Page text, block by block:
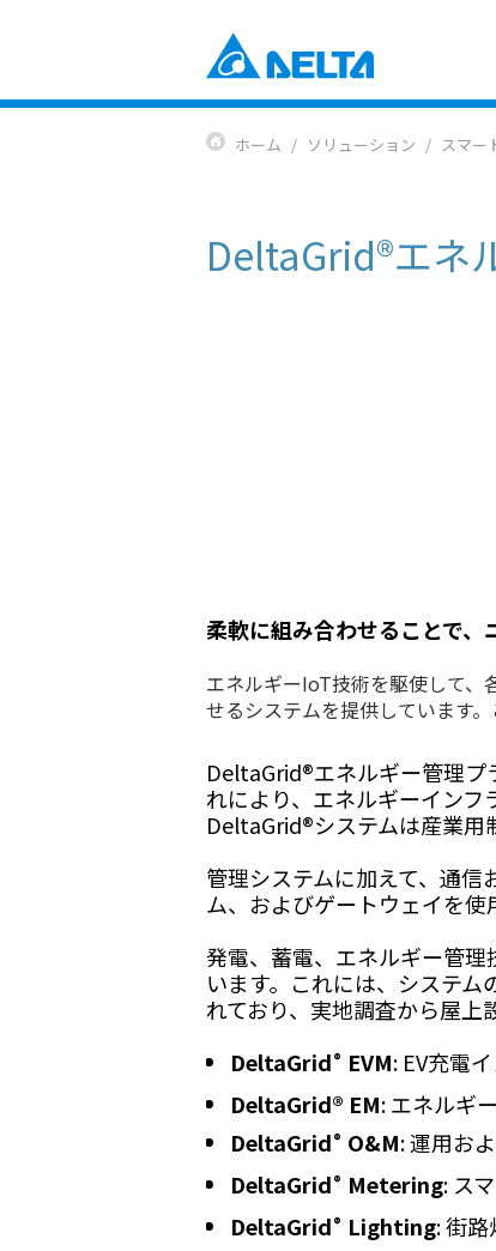
産業自動化ソリューション
ビルオートメーションソリュー
スマートエネルギーソリューシ
ディスプレイ・監視ソリューシ
Power Electronics
DCブラシレスファン＆ブロワー
ホーム ソリューション スマー
DeltaGrid®エネ
柔軟に組み合わせることで、
エネルギーIoT技術を駆使して、
せるシステムを提供しています
DeltaGrid®エネルギー管理プ
れにより、エネルギーインフ
DeltaGrid®システムは産業用
管理システムに加えて、通
ム、およびゲートウェイを使
発電、蓄電、エネルギー管
います。これには、システ
れており、実地調査から屋上
DeltaGrid® EVM: EV充電
DeltaGrid® EM: エネルギ
DeltaGrid® O&M: 運用お
DeltaGrid® Metering: ス
DeltaGrid® Lighting: 街